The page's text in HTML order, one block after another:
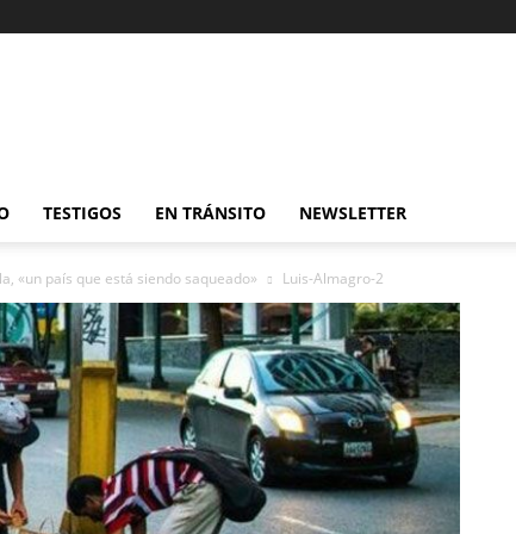
TESTIGOS EN TRÁNSITO NEWSLETTER
«un país que está siendo saqueado» Luis-Almagro-2